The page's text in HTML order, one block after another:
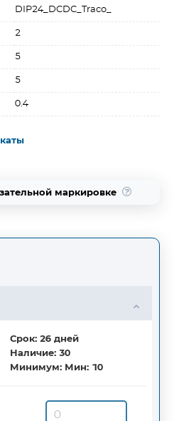
DIP24_DCDC_Traco_
2
5
5
0.4
маркировке
Срок:26дней
Наличие:30
Минимум: Мин: 10